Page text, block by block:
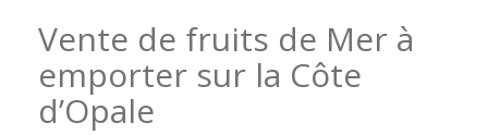
Vente de fruits de Mer à
emporter sur la Côte
d’Opale